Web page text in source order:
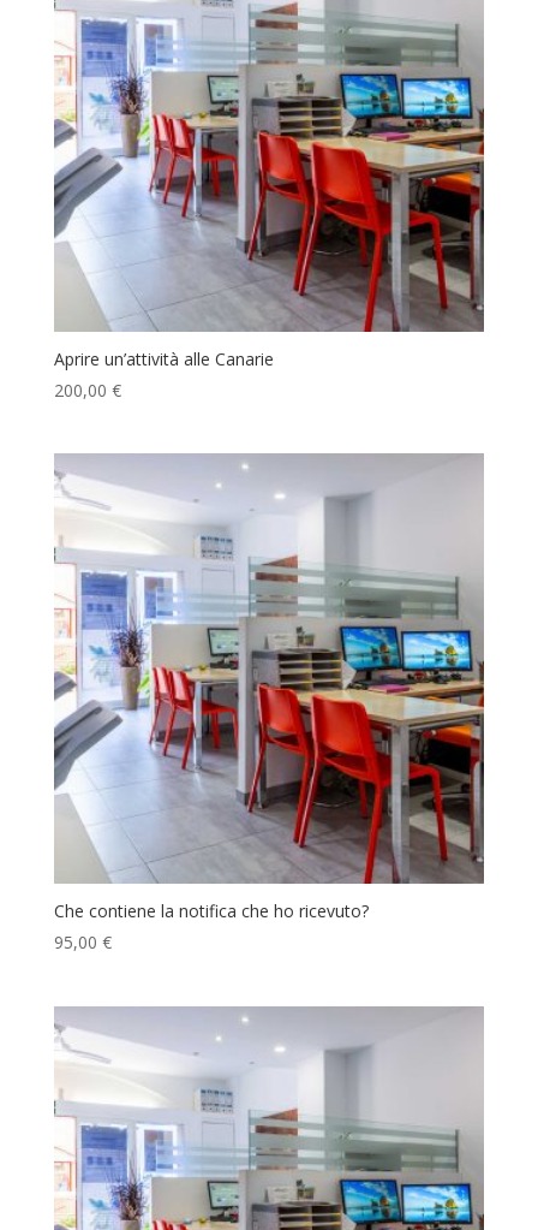
Aprire un’attività alle Canarie
200,00 €
Che contiene la notifica che ho ricevuto?
95,00 €